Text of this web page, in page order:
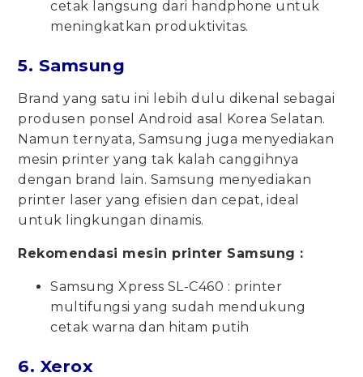
cetak langsung dari handphone untuk
meningkatkan produktivitas.
5. Samsung
Brand yang satu ini lebih dulu dikenal sebagai
produsen ponsel Android asal Korea Selatan.
Namun ternyata, Samsung juga menyediakan
mesin printer yang tak kalah canggihnya
dengan brand lain. Samsung menyediakan
printer laser yang efisien dan cepat, ideal
untuk lingkungan dinamis.
Rekomendasi mesin printer Samsung :
Samsung Xpress SL-C460 : printer
multifungsi yang sudah mendukung
cetak warna dan hitam putih
6. Xerox